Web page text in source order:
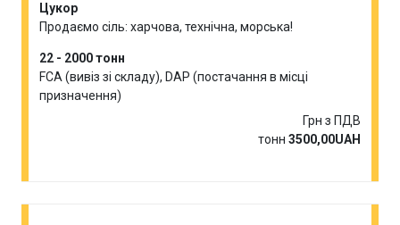
Цукор
Продаємо сіль: харчова, технічна, морська!
22 - 2000 тонн
FCA (вивіз зі складу), DAP (постачання в місці
призначення)
Грн з ПДВ
тонн 3500,00UAH